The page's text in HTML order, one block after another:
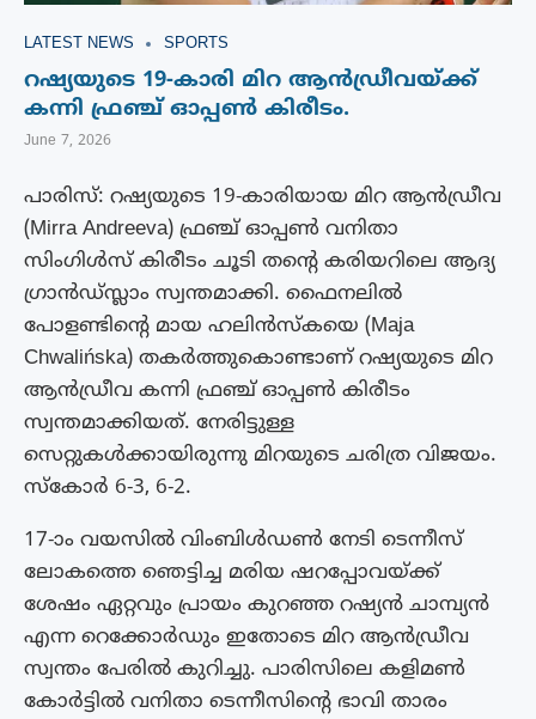
LATEST NEWS SPORTS
റഷ്യയുടെ 19-കാരി മിറ ആൻഡ്രീവയ്ക്ക്
കന്നി ഫ്രഞ്ച് ഓപ്പൺ കിരീടം.
June 7, 2026
പാരിസ്: റഷ്യയുടെ 19-കാരിയായ മിറ ആൻഡ്രീവ
(Mirra Andreeva) ഫ്രഞ്ച് ഓപ്പൺ വനിതാ
സിംഗിൾസ് കിരീടം ചൂടി തന്റെ കരിയറിലെ ആദ്യ
ഗ്രാൻഡ്സ്ലാം സ്വന്തമാക്കി. ഫൈനലിൽ
പോളണ്ടിന്റെ മായ ഹലിൻസ്‌കയെ (Maja
Chwalińska) തകർത്തുകൊണ്ടാണ് റഷ്യയുടെ മിറ
ആൻഡ്രീവ കന്നി ഫ്രഞ്ച് ഓപ്പൺ കിരീടം
സ്വന്തമാക്കിയത്. നേരിട്ടുള്ള
സെറ്റുകൾക്കായിരുന്നു മിറയുടെ ചരിത്ര വിജയം.
സ്കോർ 6-3, 6-2.
17-ാം വയസിൽ വിംബിൾഡൺ നേടി ടെന്നീസ്
ലോകത്തെ ഞെട്ടിച്ച മരിയ ഷറപ്പോവയ്ക്ക്
ശേഷം ഏറ്റവും പ്രായം കുറഞ്ഞ റഷ്യൻ ചാമ്പ്യൻ
എന്ന റെക്കോർഡും ഇതോടെ മിറ ആൻഡ്രീവ
സ്വന്തം പേരിൽ കുറിച്ചു. പാരിസിലെ കളിമൺ
കോർട്ടിൽ വനിതാ ടെന്നീസിൻ്റെ ഭാവി താരം